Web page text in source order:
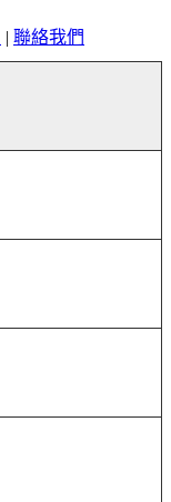
| 聯絡我們